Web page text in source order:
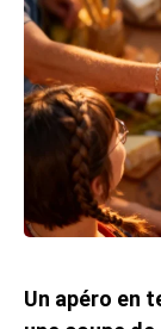
Un apéro en